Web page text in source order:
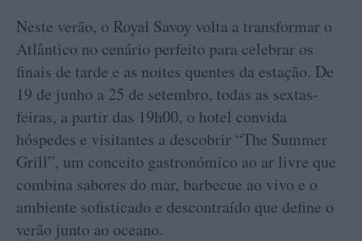
Neste verão, o Royal Savoy volta a transformar o
Atlântico no cenário perfeito para celebrar os
finais de tarde e as noites quentes da estação. De
19 de junho a 25 de setembro, todas as sextas-
feiras, a partir das 19h00, o hotel convida
hóspedes e visitantes a descobrir “The Summer
Grill”, um conceito gastronómico ao ar livre que
combina sabores do mar, barbecue ao vivo e o
ambiente sofisticado e descontraído que define o
verão junto ao oceano.